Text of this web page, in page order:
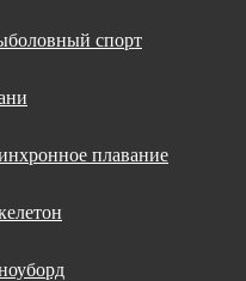
спорт
плавание